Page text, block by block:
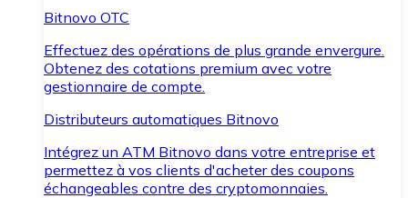
Bitnovo OTC
Effectuez des opérations de plus grande envergure.
Obtenez des cotations premium avec votre
gestionnaire de compte.
Distributeurs automatiques Bitnovo
Intégrez un ATM Bitnovo dans votre entreprise et
permettez à vos clients d'acheter des coupons
échangeables contre des cryptomonnaies.